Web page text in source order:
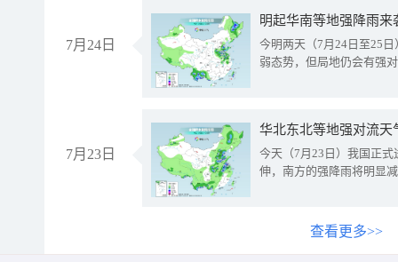
7月24日
明起华南等地强降雨
今明两天（7月24日至25
弱态势，但局地仍会有强
7月23日
华北东北等地强对流天
今天（7月23日）我国正
伸，南方的强降雨将明显
查看更多>>